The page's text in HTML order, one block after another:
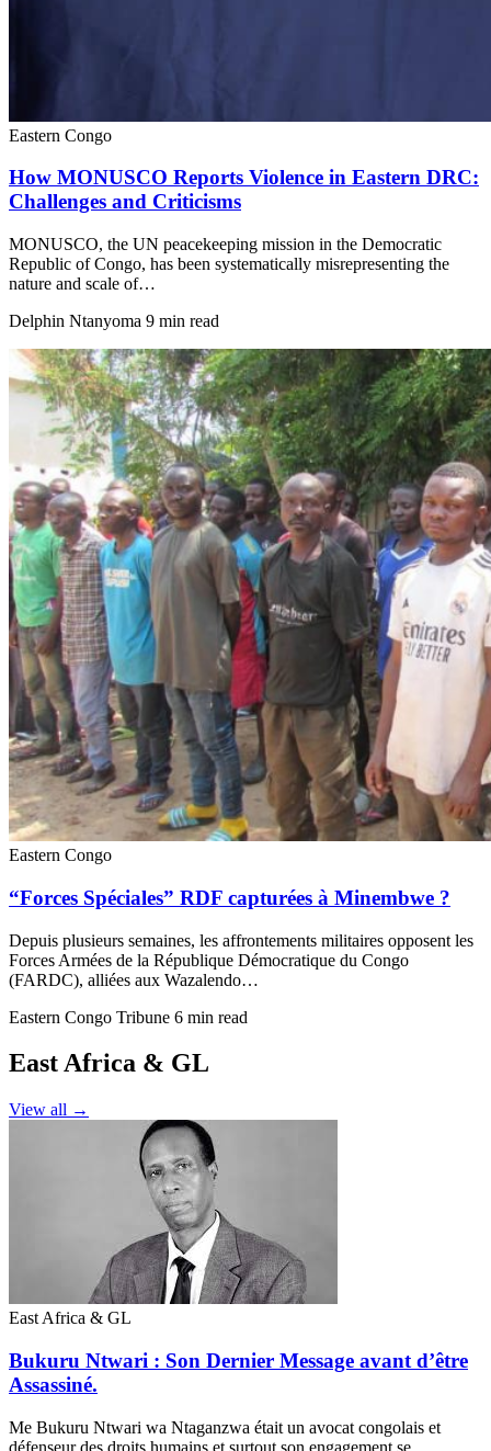
Eastern Congo
How MONUSCO Reports Violence in Eastern DRC:
Challenges and Criticisms
MONUSCO, the UN peacekeeping mission in the Democratic
Republic of Congo, has been systematically misrepresenting the
nature and scale of…
Delphin Ntanyoma 9 min read
Eastern Congo
“Forces Spéciales” RDF capturées à Minembwe ?
Depuis plusieurs semaines, les affrontements militaires opposent les
Forces Armées de la République Démocratique du Congo
(FARDC), alliées aux Wazalendo…
Eastern Congo Tribune 6 min read
East Africa & GL
View all →
East Africa & GL
Bukuru Ntwari : Son Dernier Message avant d’être
Assassiné.
Me Bukuru Ntwari wa Ntaganzwa était un avocat congolais et
défenseur des droits humains et surtout son engagement se